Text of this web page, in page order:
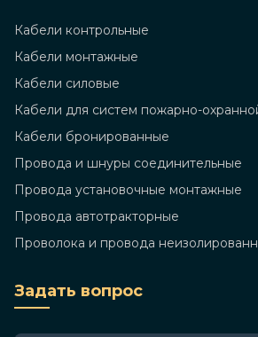
Кабели контрольные
Кабели монтажные
Кабели силовые
Кабели для систем пожарно-
Кабели бронированные
Провода и шнуры соединительные
Провода установочные монтажные
Провода автотракторные
Проволока и провода
Задать вопрос